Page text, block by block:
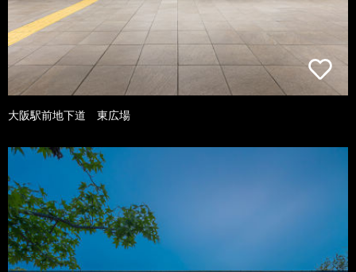
大阪駅前地下道 東広場